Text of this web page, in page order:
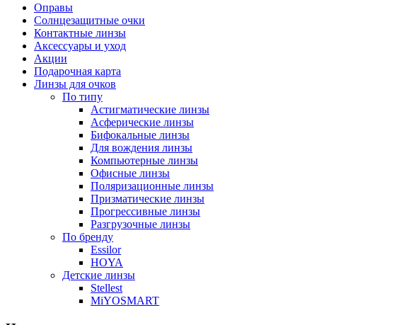
Оправы
Солнцезащитные очки
Контактные линзы
Аксессуары и уход
Акции
Подарочная карта
Линзы для очков
По типу
Астигматические линзы
Асферические линзы
Бифокальные линзы
Для вождения линзы
Компьютерные линзы
Офисные линзы
Поляризационные линзы
Призматические линзы
Прогрессивные линзы
Разгрузочные линзы
По бренду
Essilor
HOYA
Детские линзы
Stellest
MiYOSMART